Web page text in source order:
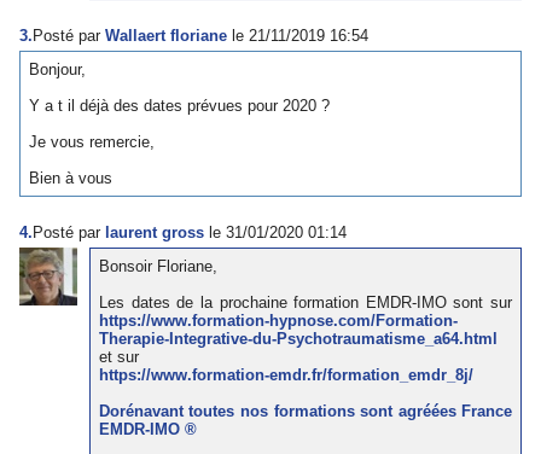
3. Posté par Wallaert floriane le 21/11/2019 16:54
Bonjour,
Y a t il déjà des dates prévues pour 2020 ?
Je vous remercie,
Bien à vous
4.Posté par laurent gross le 31/01/2020 01:14
Bonsoir Floriane,
Les dates de la prochaine formation EMDR-IMO sont sur
https://www.formation-hypnose.com/Formation-
Therapie-Integrative-du-Psychotraumatisme_a64.html
et sur
https://www.formation-emdr.fr/formation_emdr_8j/
Dorénavant toutes nos formations sont agréées France
EMDR-IMO ®